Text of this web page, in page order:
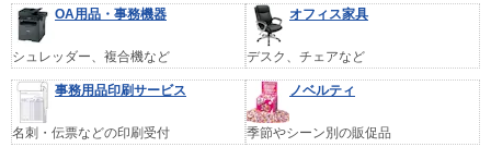
OA用品・事務機器
シュレッダー、複合機など
オフィス家具
デスク、チェアなど
事務用品印刷サービス
名刺・伝票などの印刷受付
ノベルティ
季節やシーン別の販促品